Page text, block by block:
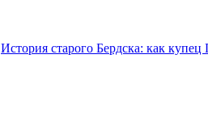
История старого Бердска: как